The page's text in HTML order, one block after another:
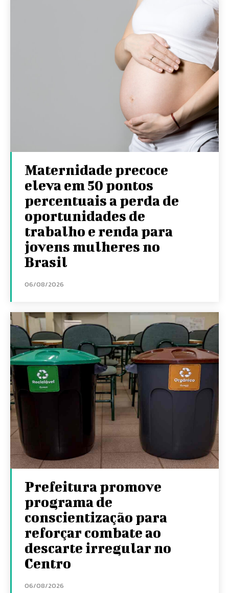
Maternidade precoce
eleva em 50 pontos
percentuais a perda de
oportunidades de
trabalho e renda para
jovens mulheres no
Brasil
06/08/2026
Prefeitura promove
programa de
conscientização para
reforçar combate ao
descarte irregular no
Centro
06/08/2026